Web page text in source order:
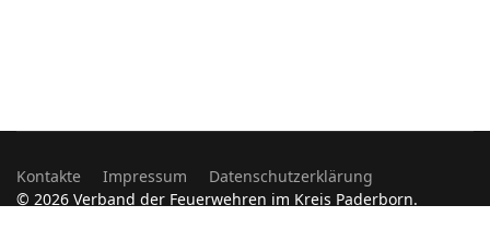
Kontakte Impressum
Datenschutzerklärung
© 2026 Verband der Feuerwehren im Kreis Paderborn.